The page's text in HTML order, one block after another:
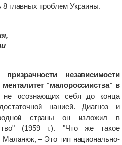
8 главных проблем Украины.
независимости
"малороссийства" в
не осознающих себя до конца
нацией. Диагноз и
страны он изложил в
(1959 г.). "Что же такое
Маланюк, – Это тип национально-